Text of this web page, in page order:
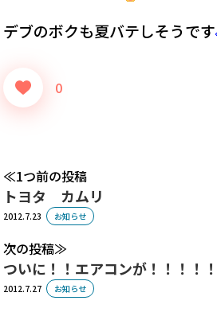
デブのボクも夏バテしそうです
0
1つ前の投稿
トヨタ カムリ
2012.7.23 お知らせ
次の投稿
ついに！！エアコンが！！！！！
2012.7.27 お知らせ